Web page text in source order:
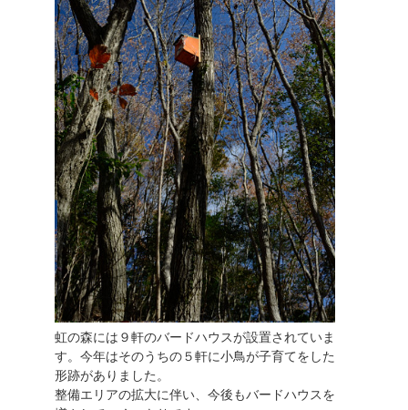
虹の森には９軒のバードハウスが設置されていま
す。今年はそのうちの５軒に小鳥が子育てをした
形跡がありました。
整備エリアの拡大に伴い、今後もバードハウスを